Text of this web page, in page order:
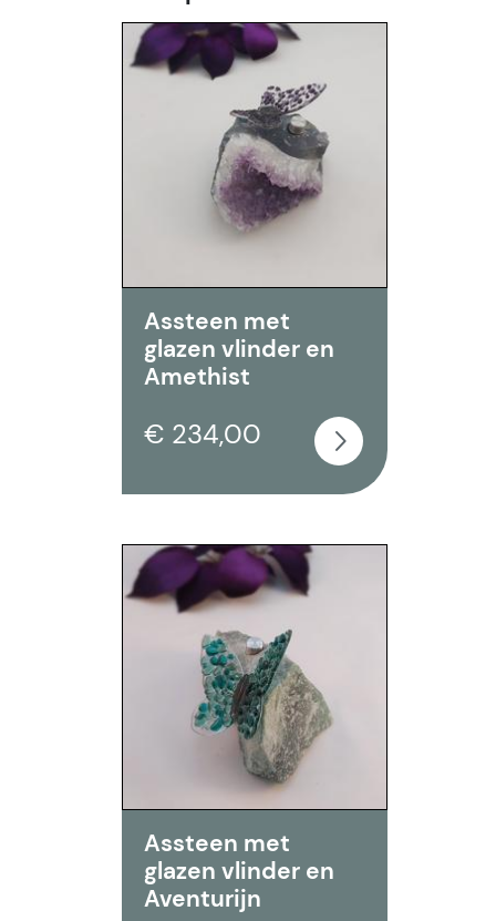
Assteen met
glazen vlinder en
Amethist
€ 234,00
Assteen met
glazen vlinder en
Aventurijn